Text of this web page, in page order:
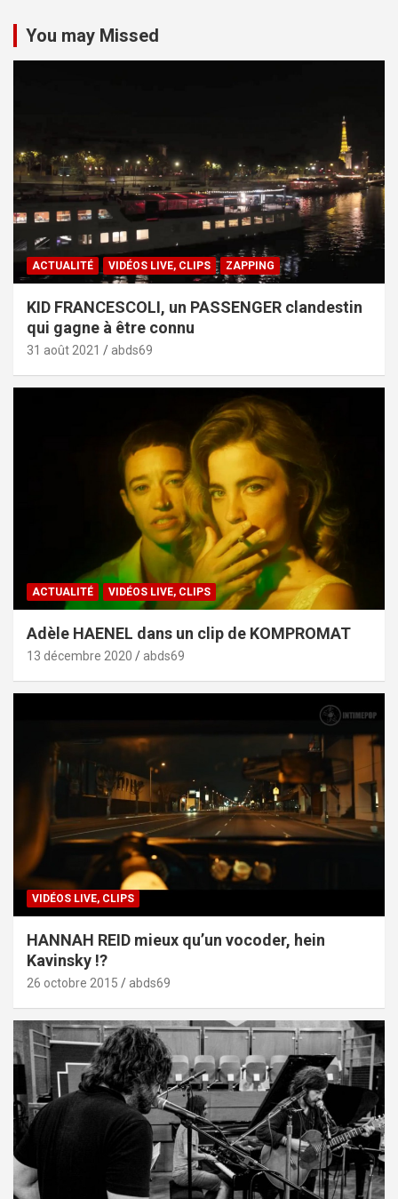
You may Missed
ACTUALITÉ VIDÉOS LIVE, CLIPS ZAPPING
KID FRANCESCOLI, un PASSENGER clandestin
qui gagne à être connu
31 août 2021 abds69
ACTUALITÉ VIDÉOS LIVE, CLIPS
Adèle HAENEL dans un clip de KOMPROMAT
13 décembre 2020 abds69
VIDÉOS LIVE, CLIPS
HANNAH REID mieux qu’un vocoder, hein
Kavinsky !?
26 octobre 2015 abds69